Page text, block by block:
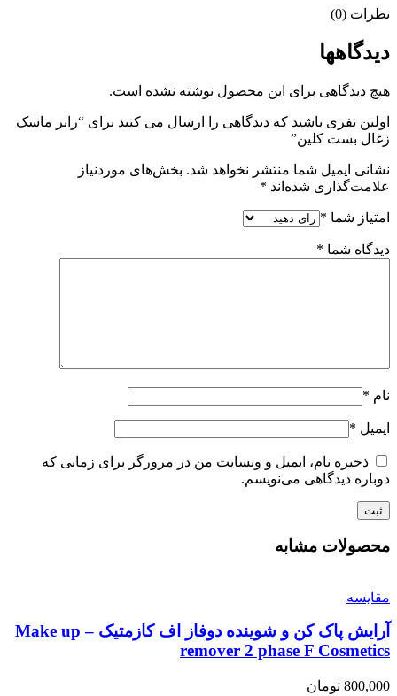
نظرات (0)
دیدگاهها
هیچ دیدگاهی برای این محصول نوشته نشده است.
اولین نفری باشید که دیدگاهی را ارسال می کنید برای “رابر ماسک
زغال بست کلین”
نشانی ایمیل شما منتشر نخواهد شد. بخش‌های موردنیاز
علامت‌گذاری شده‌اند *
امتیاز شما *
دیدگاه شما *
نام *
ایمیل *
ذخیره نام، ایمیل و وبسایت من در مرورگر برای زمانی که
دوباره دیدگاهی می‌نویسم.
محصولات مشابه
مقايسه
آرایش پاک کن و شوینده دوفاز اف کازمتیک – Make up
remover 2 phase F Cosmetics
800,000 تومان